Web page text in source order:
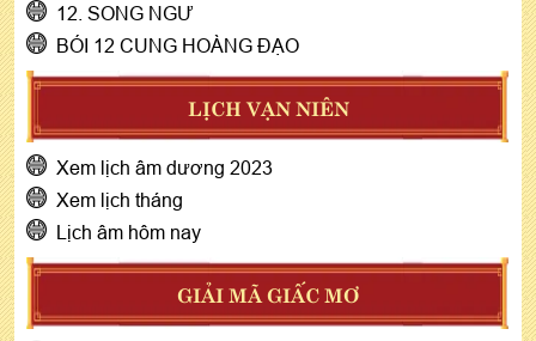
12. SONG NGƯ
BÓI 12 CUNG HOÀNG ĐẠO
LỊCH VẠN NIÊN
Xem lịch âm dương 2023
Xem lịch tháng
Lịch âm hôm nay
GIẢI MÃ GIẤC MƠ